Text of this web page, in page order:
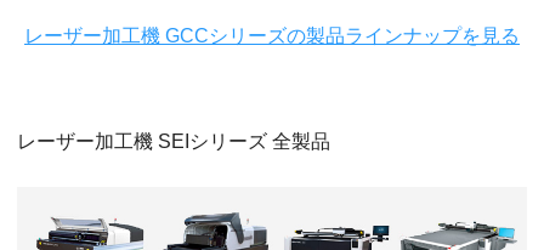
レーザー加工機 GCCシリーズの製品ラインナップを見る
レーザー加工機 SEIシリーズ 全製品